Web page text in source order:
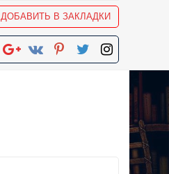
ДОБАВИТЬ В ЗАКЛАДКИ